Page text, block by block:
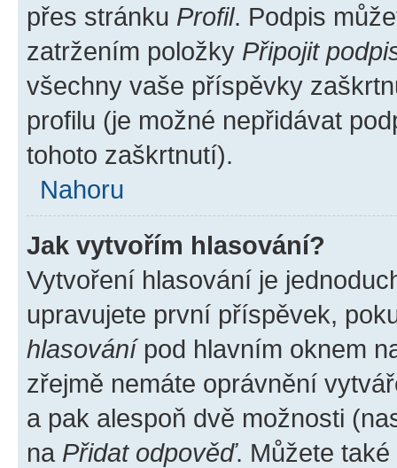
přes stránku Profil. Podpis
zatržením položky Připojit
všechny vaše příspěvky
profilu (je možné nepřidávat
tohoto zaškrtnutí).
Nahoru
Jak vytvořím hlasování?
Vytvoření hlasování je
upravujete první příspěvek,
hlasovánípod hlavním oknem
zřejmě nemáte oprávnění
a pak alespoň dvě možnosti
na Přidat odpověď. Můžete